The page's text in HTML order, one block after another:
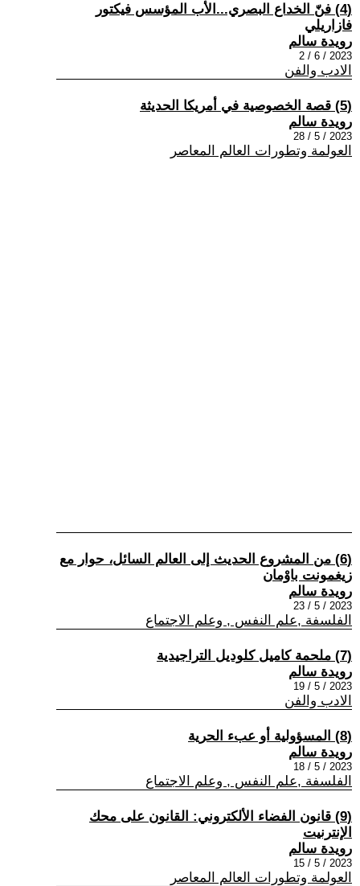
(4) فنّ الخداع البصري...الأب المؤسس فيكتور
فازاريلي
رويدة سالم
2023 / 6 / 2
الادب والفن
(5) قصة الخصوصية في أمريكا الحديثة
رويدة سالم
2023 / 5 / 28
العولمة وتطورات العالم المعاصر
(6) من المشروع الحديث إلى العالم السائل، حوار مع
زيغمونت باوْمان
رويدة سالم
2023 / 5 / 23
الفلسفة ,علم النفس , وعلم الاجتماع
(7) ملحمة كاميل كلوديل التراجيدية
رويدة سالم
2023 / 5 / 19
الادب والفن
(8) المسؤولية أو عبء الحرية
رويدة سالم
2023 / 5 / 18
الفلسفة ,علم النفس , وعلم الاجتماع
(9) قانون الفضاء الألكتروني: القانون على محك
الإنترنيت
رويدة سالم
2023 / 5 / 15
العولمة وتطورات العالم المعاصر